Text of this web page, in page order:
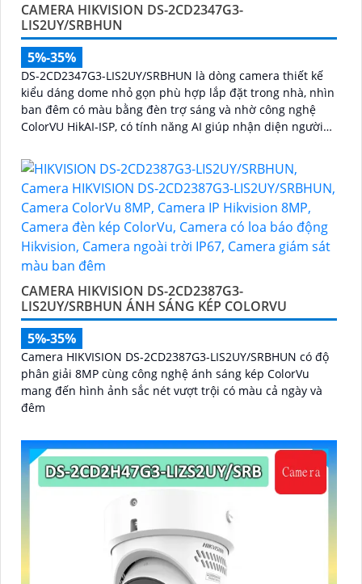
CAMERA HIKVISION DS-2CD2347G3-
LIS2UY/SRBHUN
5%-35%
DS-2CD2347G3-LIS2UY/SRBHUN là dòng camera thiết kế
kiểu dáng dome nhỏ gọn phù hợp lắp đặt trong nhà, nhìn
ban đêm có màu bằng đèn trợ sáng và nhờ công nghệ
ColorVU HikAI-ISP, có tính năng AI giúp nhận diện người
CAMERA HIKVISION DS-2CD2387G3-
LIS2UY/SRBHUN ÁNH SÁNG KÉP COLORVU
5%-35%
Camera HIKVISION DS-2CD2387G3-LIS2UY/SRBHUN có độ
phân giải 8MP cùng công nghệ ánh sáng kép ColorVu
mang đến hình ảnh sắc nét vượt trội có màu cả ngày và
đêm